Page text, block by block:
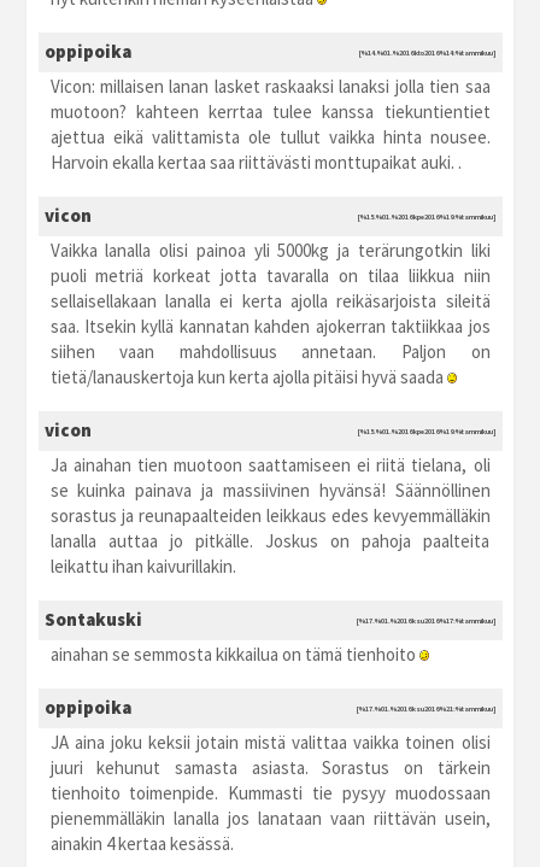
oppipoika [%14.%01.%2016 kto2016 %14:%tammikuu]
Vicon: millaisen lanan lasket raskaaksi lanaksi jolla tien saa
muotoon? kahteen kerrtaa tulee kanssa tiekuntientiet
ajettua eikä valittamista ole tullut vaikka hinta nousee.
Harvoin ekalla kertaa saa riittävästi monttupaikat auki. .
vicon [%15.%01.%2016 kpe2016 %19:%tammikuu]
Vaikka lanalla olisi painoa yli 5000kg ja terärungotkin liki
puoli metriä korkeat jotta tavaralla on tilaa liikkua niin
sellaisellakaan lanalla ei kerta ajolla reikäsarjoista sileitä
saa. Itsekin kyllä kannatan kahden ajokerran taktiikkaa jos
siihen vaan mahdollisuus annetaan. Paljon on
tietä/lanauskertoja kun kerta ajolla pitäisi hyvä saada
vicon [%15.%01.%2016 kpe2016 %19:%tammikuu]
Ja ainahan tien muotoon saattamiseen ei riitä tielana, oli
se kuinka painava ja massiivinen hyvänsä! Säännöllinen
sorastus ja reunapaalteiden leikkaus edes kevyemmälläkin
lanalla auttaa jo pitkälle. Joskus on pahoja paalteita
leikattu ihan kaivurillakin.
Sontakuski [%17.%01.%2016 ksu2016 %17:%tammikuu]
ainahan se semmosta kikkailua on tämä tienhoito
oppipoika [%17.%01.%2016 ksu2016 %21:%tammikuu]
JA aina joku keksii jotain mistä valittaa vaikka toinen olisi
juuri kehunut samasta asiasta. Sorastus on tärkein
tienhoito toimenpide. Kummasti tie pysyy muodossaan
pienemmälläkin lanalla jos lanataan vaan riittävän usein,
ainakin 4 kertaa kesässä.